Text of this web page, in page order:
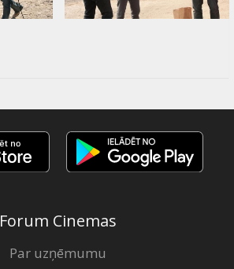
Forum Cinemas
Par uzņēmumu